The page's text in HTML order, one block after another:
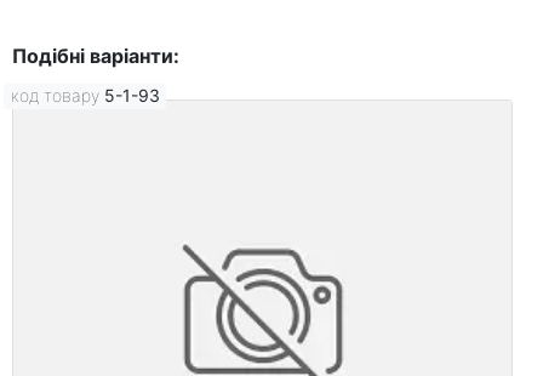
Подібні варіанти:
код товару 5-1-93